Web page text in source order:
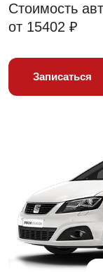
Стоимость
от 15402 ₽
Записаться